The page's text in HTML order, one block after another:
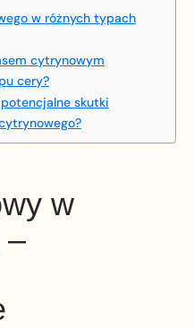
w różnych typach
cytrynowym
cery?
skutki
w
–